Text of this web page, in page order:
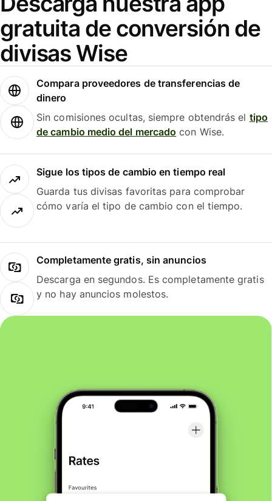
gratuita de conversión de
divisas Wise
Compara proveedores de transferencias de
dinero
Sin comisiones ocultas, siempre obtendrás el tipo
de cambio medio del mercado con Wise.
Sigue los tipos de cambio en tiempo real
Guarda tus divisas favoritas para comprobar
cómo varía el tipo de cambio con el tiempo.
Completamente gratis, sin anuncios
Descarga en segundos. Es completamente gratis
y no hay anuncios molestos.